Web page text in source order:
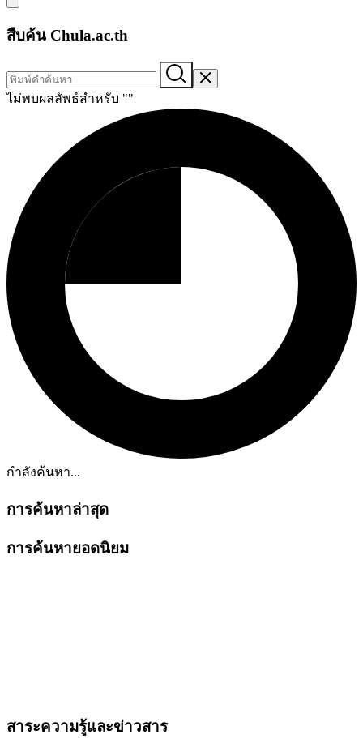
สืบค้น Chula.ac.th
ไม่พบผลลัพธ์สำหรับ ""
กำลังค้นหา...
การค้นหาล่าสุด
การค้นหายอดนิยม
สาระความรู้และข่าวสาร